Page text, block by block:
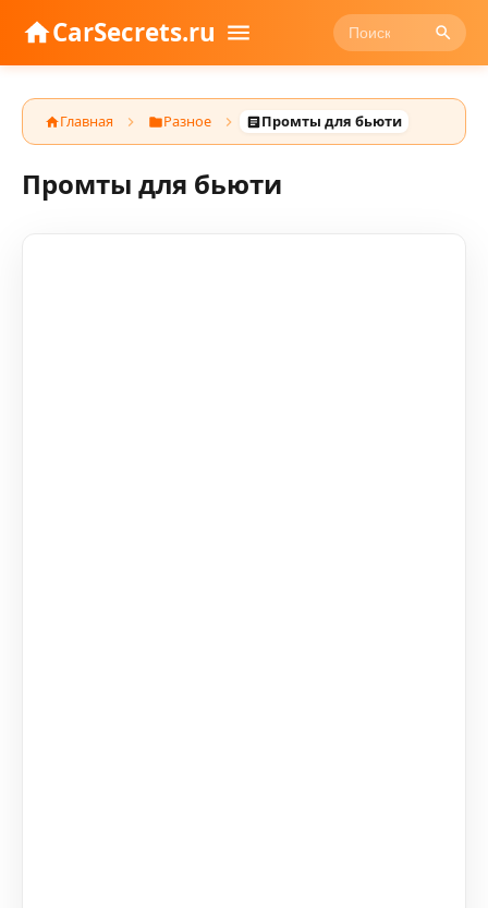
CarSecrets.ru
Главная Разное Промты для бьюти
Промты для бьюти